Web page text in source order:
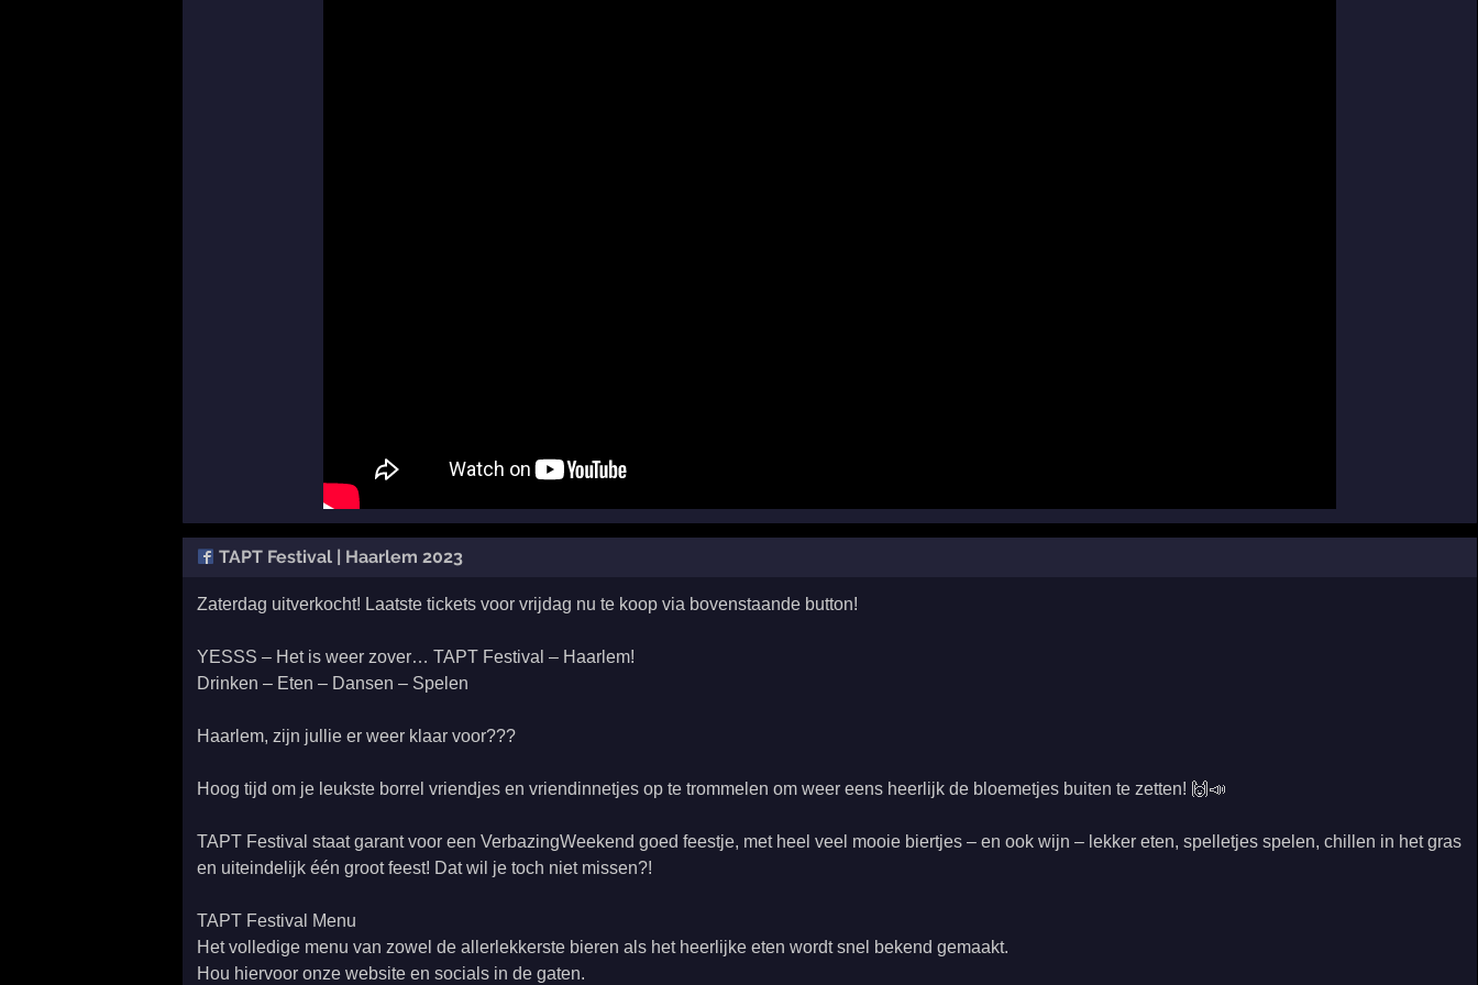
TAPT Festival | Haarlem 2023
Zaterdag uitverkocht! Laatste tickets voor vrijdag nu te koop via bovenstaande button!
YESSS – Het is weer zover… TAPT Festival – Haarlem!
Drinken – Eten – Dansen – Spelen
Haarlem, zijn jullie er weer klaar voor???
Hoog tijd om je leukste borrel vriendjes en vriendinnetjes op te trommelen om weer eens heerlijk de bloemetjes buiten te zetten! 🙌📣
TAPT Festival staat garant voor een VerbazingWeekend goed feestje, met heel veel mooie biertjes – en ook wijn – lekker eten, spelletjes spelen, chillen in het gras
en uiteindelijk één groot feest! Dat wil je toch niet missen?!
TAPT Festival Menu
Het volledige menu van zowel de allerlekkerste bieren als het heerlijke eten wordt snel bekend gemaakt.
Hou hiervoor onze website en socials in de gaten.